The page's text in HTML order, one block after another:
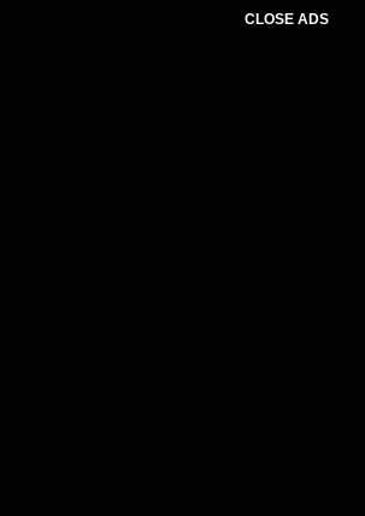
CLOSE ADS